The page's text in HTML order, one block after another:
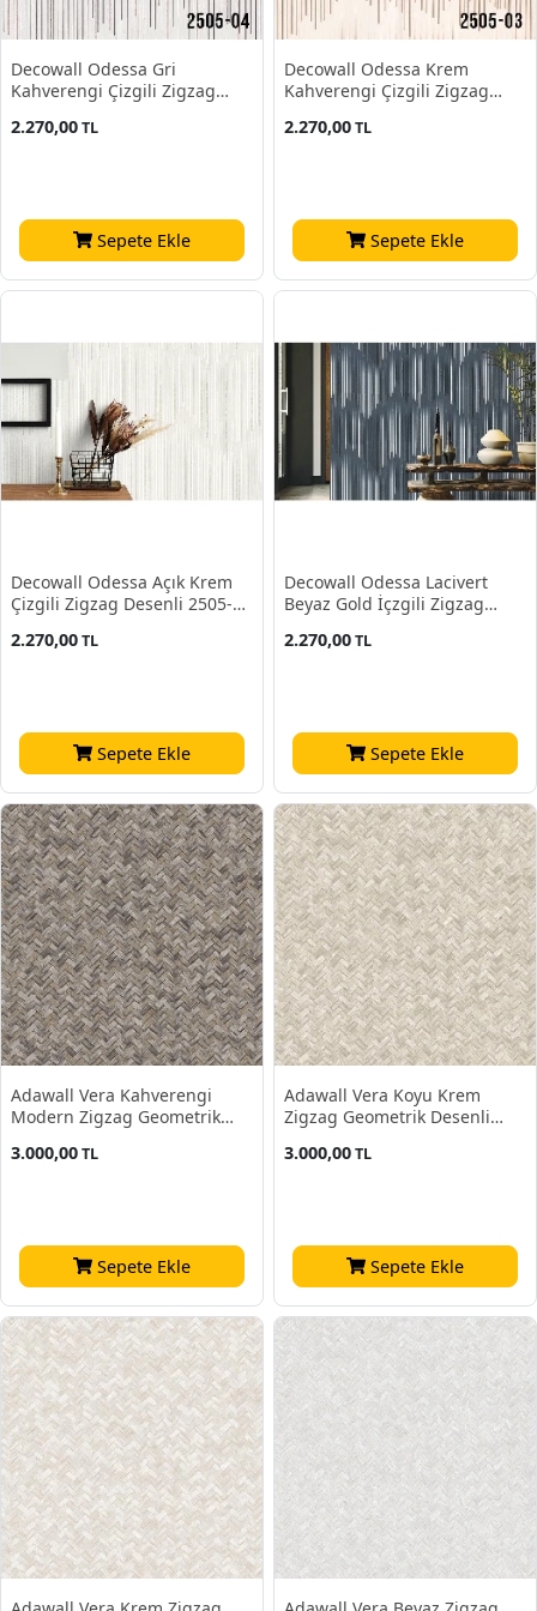
Decowall Odessa Gri
Kahverengi Çizgili Zigzag
16,50 M²
2.270,00TL
Sepete Ekle
Decowall Odessa Krem
Kahverengi Çizgili Zigzag
16,50 M²
2.270,00TL
Sepete Ekle
Decowall Odessa Açık Krem
Çizgili Zigzag Desenli 2505-02
2.270,00TL
Sepete Ekle
Decowall Odessa Lacivert
Beyaz Gold İçzgili Zigzag
16,50 M²
2.270,00TL
Sepete Ekle
Adawall Vera Kahverengi
Modern Zigzag Geometrik
16.50 M²
3.000,00TL
Sepete Ekle
Adawall Vera Koyu Krem
Zigzag Geometrik Desenli
3.000,00TL
Sepete Ekle